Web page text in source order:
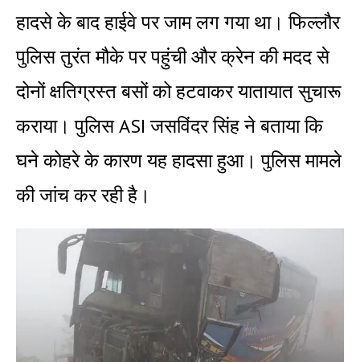
हादसे के बाद हाईवे पर जाम लग गया था। फिल्लौर
पुलिस तुरंत मौके पर पहुंची और क्रेन की मदद से
दोनों क्षतिग्रस्त बसों को हटवाकर यातायात सुचारू
कराया। पुलिस ASI जसविंदर सिंह ने बताया कि
घने कोहरे के कारण यह हादसा हुआ। पुलिस मामले
की जांच कर रही है।